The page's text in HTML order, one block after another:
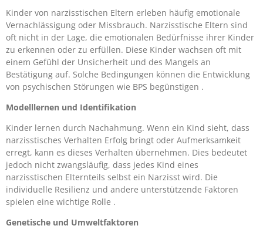
Kinder von narzisstischen Eltern erleben häufig emotionale
Vernachlässigung oder Missbrauch. Narzisstische Eltern sind
oft nicht in der Lage, die emotionalen Bedürfnisse ihrer Kinder
zu erkennen oder zu erfüllen. Diese Kinder wachsen oft mit
einem Gefühl der Unsicherheit und des Mangels an
Bestätigung auf. Solche Bedingungen können die Entwicklung
von psychischen Störungen wie BPS begünstigen .
Modelllernen und Identifikation
Kinder lernen durch Nachahmung. Wenn ein Kind sieht, dass
narzisstisches Verhalten Erfolg bringt oder Aufmerksamkeit
erregt, kann es dieses Verhalten übernehmen. Dies bedeutet
jedoch nicht zwangsläufig, dass jedes Kind eines
narzisstischen Elternteils selbst ein Narzisst wird. Die
individuelle Resilienz und andere unterstützende Faktoren
spielen eine wichtige Rolle .
Genetische und Umweltfaktoren